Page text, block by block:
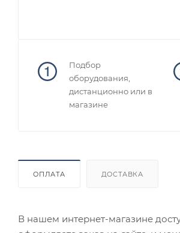
Подбор
оборудования,
дистанционно или в
магазине
ОПЛАТА ДОСТАВКА
В нашем интернет-магазине